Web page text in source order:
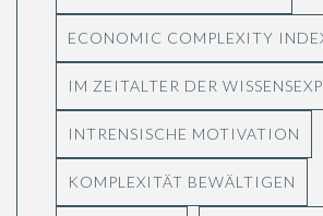
ECONOMIC COMPLEXITY
IM ZEITALTER DER
INTRENSISCHE MOTIVATION
KOMPLEXITÄT BEWÄLTIGEN